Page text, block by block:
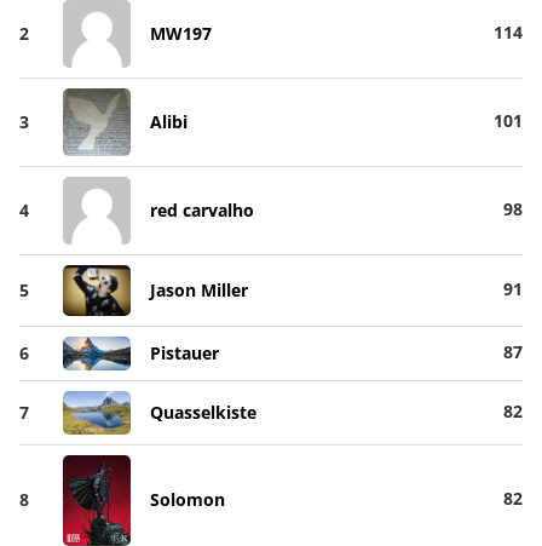
2 MW197 114
3 Alibi 101
4 red carvalho 98
5 Jason Miller 91
6 Pistauer 87
7 Quasselkiste 82
8 Solomon 82